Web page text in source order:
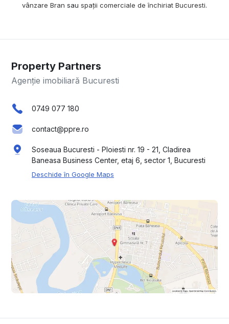
vânzare Bran sau spații comerciale de închiriat Bucuresti.
Property Partners
Agenție imobiliară Bucuresti
0749 077 180
contact@ppre.ro
Soseaua Bucuresti - Ploiesti nr. 19 - 21, Cladirea
Baneasa Business Center, etaj 6, sector 1, Bucuresti
Deschide în Google Maps